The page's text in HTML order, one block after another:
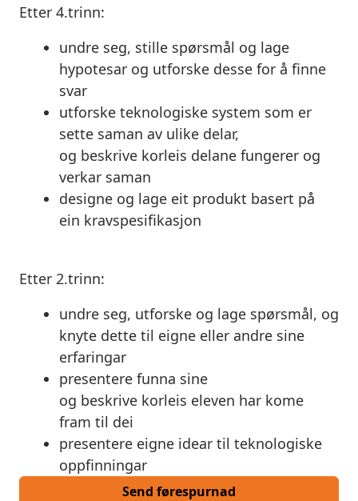
Etter 4.trinn:
undre seg, stille spørsmål og lage
hypotesar og utforske desse for å finne
svar
utforske teknologiske system som er
sette saman av ulike delar,
og beskrive korleis delane fungerer og
verkar saman
designe og lage eit produkt basert på
ein kravspesifikasjon
Etter 2.trinn:
undre seg, utforske og lage spørsmål, og
knyte dette til eigne eller andre sine
erfaringar
presentere funna sine
og beskrive korleis eleven har kome
fram til dei
presentere eigne idear til teknologiske
oppfinningar
Send førespurnad